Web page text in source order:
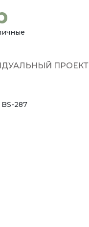
ПРОЕКТ
287